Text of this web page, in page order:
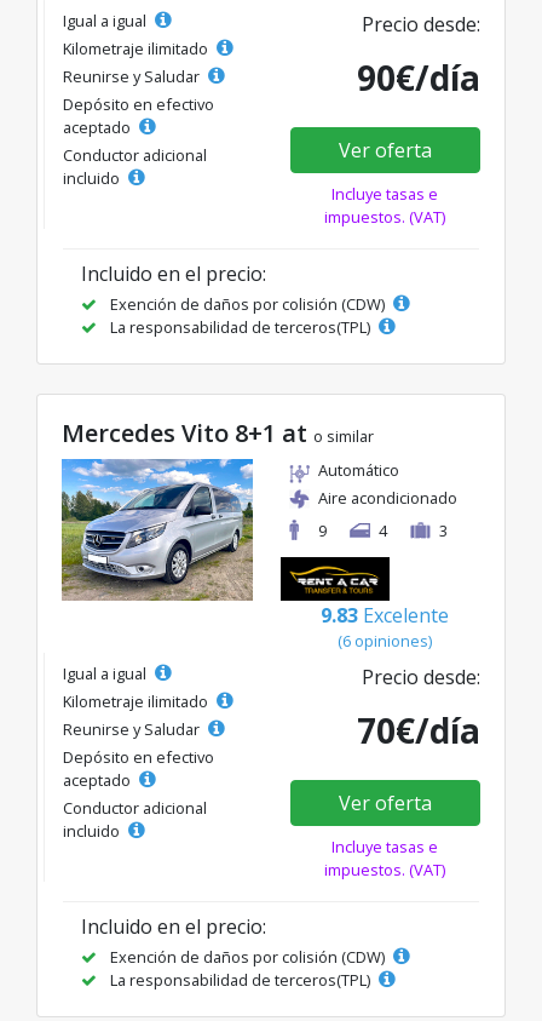
Igual a igual
Kilometraje ilimitado
Reunirse y Saludar
Depósito en efectivo
aceptado
Conductor adicional
incluido
Precio desde:
90€/día
Ver oferta
Incluye tasas e
impuestos. (VAT)
Incluido en el precio:
Exención de daños por colisión (CDW)
La responsabilidad de terceros(TPL)
Mercedes Vito 8+1 at o similar
Automático
Aire acondicionado
9
4 3
9.83 Excelente
(6 opiniones)
Igual a igual
Kilometraje ilimitado
Reunirse y Saludar
Depósito en efectivo
aceptado
Conductor adicional
incluido
Precio desde:
70€/día
Ver oferta
Incluye tasas e
impuestos. (VAT)
Incluido en el precio:
Exención de daños por colisión (CDW)
La responsabilidad de terceros(TPL)